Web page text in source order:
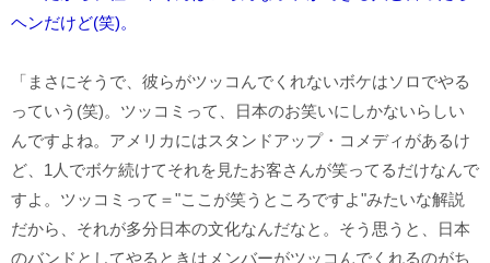
ヘンだけど(笑)。
「まさにそうで、彼らがツッコんでくれないボケはソロでやる
っていう(笑)。ツッコミって、日本のお笑いにしかないらしい
んですよね。アメリカにはスタンドアップ・コメディがあるけ
ど、1人でボケ続けてそれを見たお客さんが笑ってるだけなんで
すよ。ツッコミって＝"ここが笑うところですよ"みたいな解説
だから、それが多分日本の文化なんだなと。そう思うと、日本
のバンドとしてやるときはメンバーがツッコんでくれるのがち